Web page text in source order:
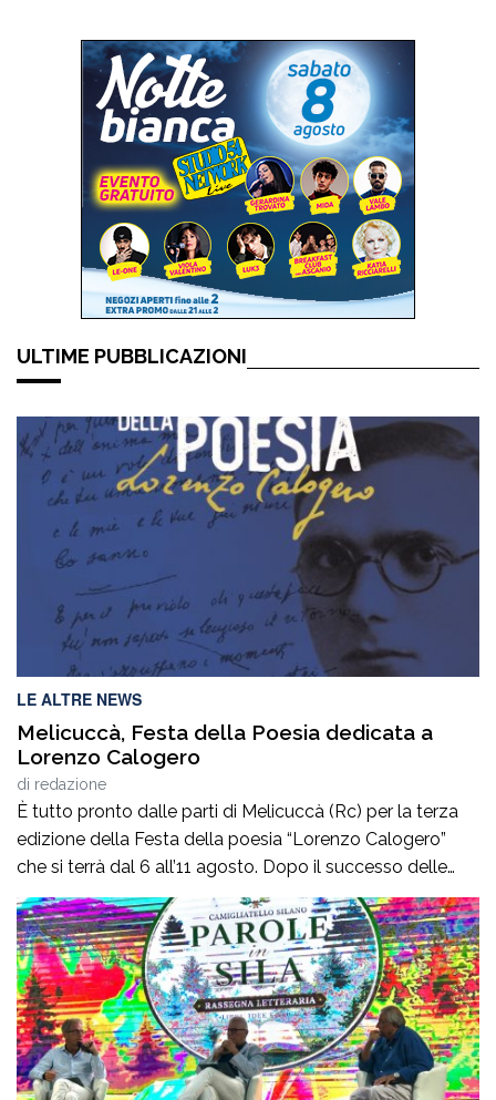
ULTIME PUBBLICAZIONI
LE ALTRE NEWS
Melicuccà, Festa della Poesia dedicata a
Lorenzo Calogero
di redazione
È tutto pronto dalle parti di Melicuccà (Rc) per la terza
edizione della Festa della poesia “Lorenzo Calogero”
che si terrà dal 6 all’11 agosto. Dopo il successo delle
prime due edizioni, nel 2024 e nel 2025, che hanno
portato nell’entroterra calabrese autorevoli protagonisti
della cultura italiana e internazionale, anche per
quest’annoLYRIKS – Laboratorio Interdisciplinare […]